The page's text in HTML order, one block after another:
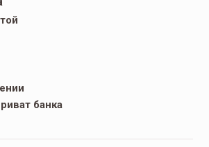
банка